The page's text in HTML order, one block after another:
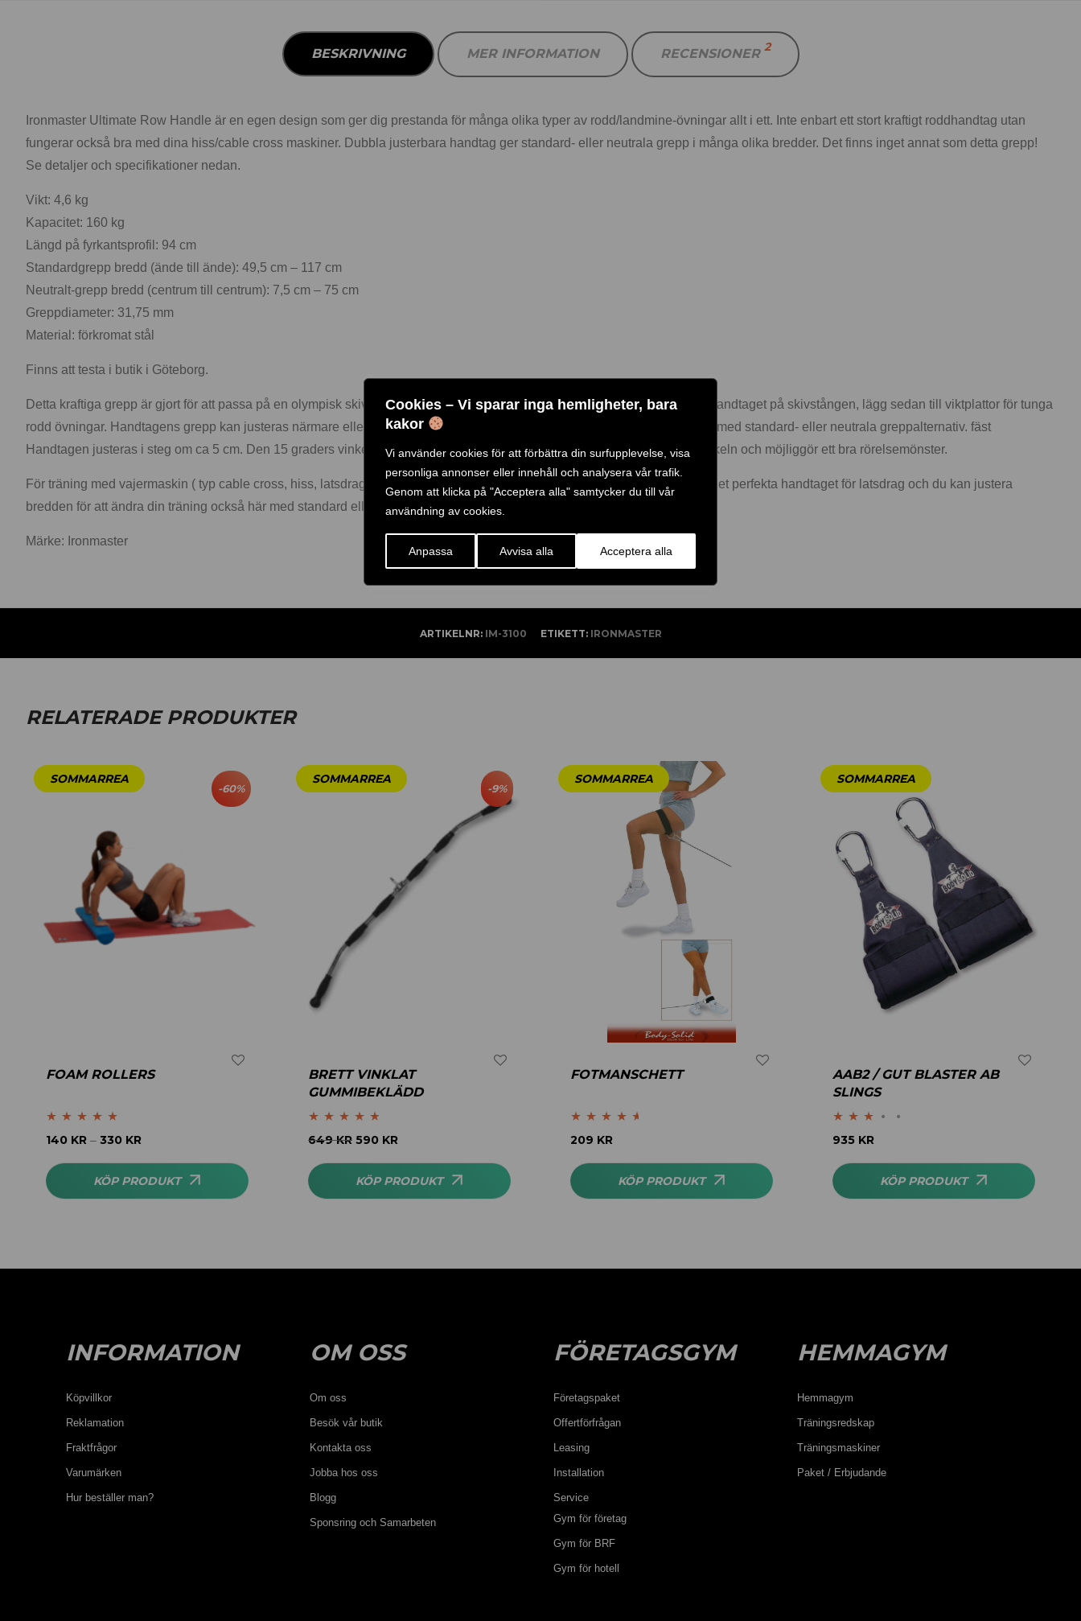
Cookies – Vi sparar inga hemligheter, bara
kakor
Vi använder cookies för att förbättra din surfupplevelse, visa
personliga annonser eller innehåll och analysera vår trafik.
Genom att klicka på "Acceptera alla" samtycker du till vår
användning av cookies.
Anpassa Avvisa alla Acceptera alla
BESKRIVNING MER INFORMATION RECENSIONER 2
Ironmaster Ultimate Row Handle är en egen design som ger dig prestanda för många olika typer av rodd/landmine-övningar allt i ett. Inte enbart ett stort kraftigt roddhandtag utan
fungerar också bra med dina hiss/cable cross maskiner. Dubbla justerbara handtag ger standard- eller neutrala grepp i många olika bredder. Det finns inget annat som detta grepp!
Se detaljer och specifikationer nedan.
Vikt: 4,6 kg
Kapacitet: 160 kg
Längd på fyrkantsprofil: 94 cm
Standardgrepp bredd (ände till ände): 49,5 cm – 117 cm
Neutralt-grepp bredd (centrum till centrum): 7,5 cm – 75 cm
Greppdiameter: 31,75 mm
Material: förkromat stål
Finns att testa i butik i Göteborg.
Detta kraftiga grepp är gjort för att passa på en olympisk skivstång med 50 mm standard. Rekommenderas att först ladda handtaget på skivstången, lägg sedan till viktplattor för tunga
rodd övningar. Handtagens grepp kan justeras närmare eller bredare isär för olika bredder och aktivering av olika muskler med standard- eller neutrala greppalternativ. fäst
Handtagen justeras i steg om ca 5 cm. Den 15 graders vinkeln på fyrkantstången ger standardhandtagen den perfekta vinkeln och möjliggör ett bra rörelsemönster.
För träning med vajermaskin ( typ cable cross, hiss, latsdrag, mm… ) finns det ett fäste i mitten av greppet. Detta grepp är det perfekta handtaget för latsdrag och du kan justera
bredden för att ändra din träning också här med standard eller neutrala grepp.
Märke: Ironmaster
ARTIKELNR: IM-3100 ETIKETT: IRONMASTER
RELATERADE PRODUKTER
-60%
FOAM ROLLERS
Betygsatt
5.00
140 KR – 330 KR
KÖP PRODUKT
-9%
BRETT VINKLAT
GUMMIBEKLÄDD
Betygsatt 4.67
649KR 590 KR
KÖP PRODUKT
FOTMANSCHETT
Betygsatt
209 KR
KÖP PRODUKT
AAB2 / GUT BLASTER AB
SLINGS
Betygsatt
935 KR
KÖP PRODUKT
INFORMATION
Köpvillkor
Reklamation
Fraktfrågor
Varumärken
Hur beställer man?
OM OSS
Om oss
Besök vår butik
Kontakta oss
Jobba hos oss
Blogg
Sponsring och Samarbeten
FÖRETAGSGYM
Företagspaket
Offertförfrågan
Leasing
Installation
Service
Gym för företag
Gym för BRF
Gym för hotell
HEMMAGYM
Hemmagym
Träningsredskap
Träningsmaskiner
Paket / Erbjudande